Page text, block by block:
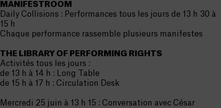
MANIFESTROOM
Daily Collisions : Performances tous les jours de 13 h 30 à
15 h
Chaque performance rassemble plusieurs manifestes
THE LIBRARY OF PERFORMING RIGHTS
Activités tous les jours :
de 13 h à 14 h : Long Table
de 15 h à 17 h : Circulation Desk
Mercredi 25 juin à 13 h 15 : Conversation avec César